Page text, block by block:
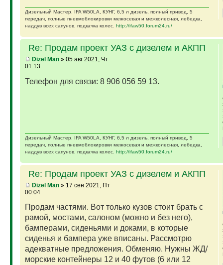
Дизельный Мастер. IFA W50LA, КУНГ, 6,5 л дизель, полный привод, 5
передач, полные пневмоблокировки межосевая и межколесная, лебедка,
наддув всех сапунов, подкачка колес. http://ifaw50.forum24.ru/
Re: Продам проект УАЗ с дизелем и АКПП
Dizel Man» 05 авг 2021, Чт
01:13
Телефон для связи: 8 906 056 59 13.
Дизельный Мастер. IFA W50LA, КУНГ, 6,5 л дизель, полный привод, 5
передач, полные пневмоблокировки межосевая и межколесная, лебедка,
наддув всех сапунов, подкачка колес. http://ifaw50.forum24.ru/
Re: Продам проект УАЗ с дизелем и АКПП
Dizel Man» 17 сен 2021, Пт
00:04
Продам частями. Вот только кузов стоит брать с
рамой, мостами, салоном (можно и без него),
бамперами, сиденьями и доками, в которые
сиденья и бампера уже вписаны. Рассмотрю
адекватные предложения. Обменяю. Нужны ЖД/
морские контейнеры 12 и 40 футов (6 или 12